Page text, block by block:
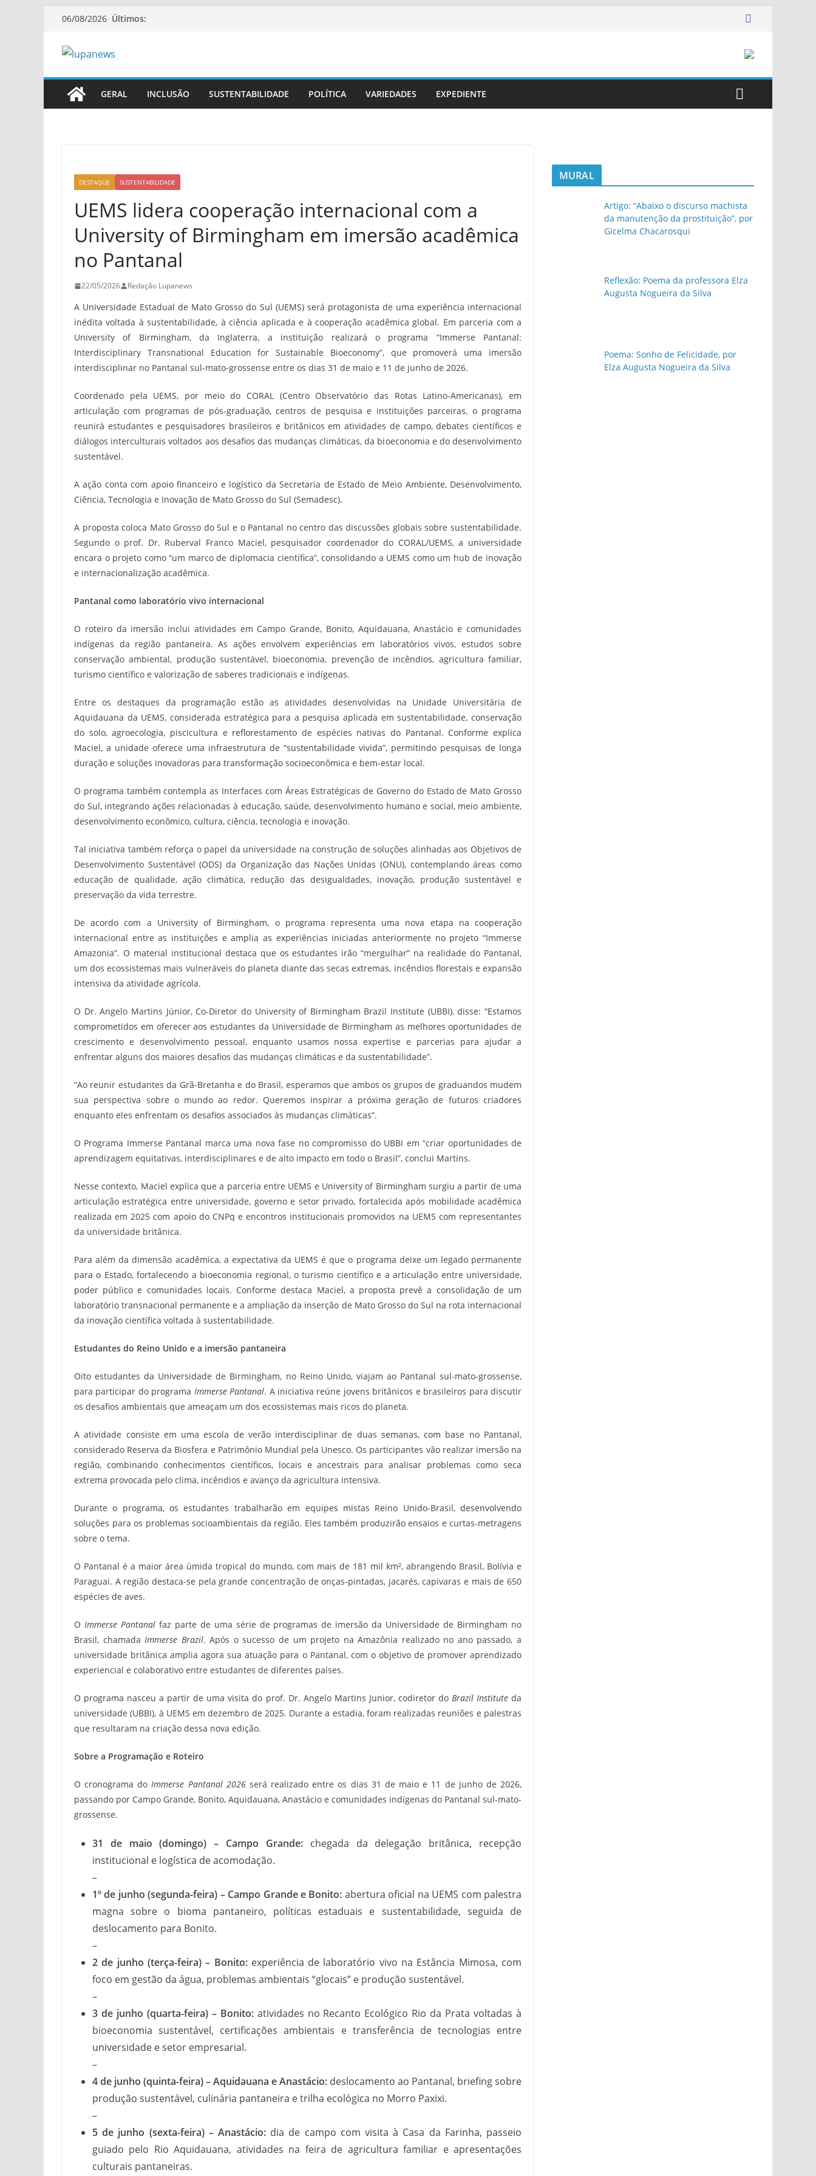
Pular06/08/2026 Últimos:
GERAL INCLUSÃO SUSTENTABILIDADE POLÍTICA VARIEDADES EXPEDIENTE
DESTAQUE SUSTENTABILIDADE
UEMS lidera cooperação internacional com a
University of Birmingham em imersão acadêmica
no Pantanal
22/05/2026 Redação Lupanews
A Universidade Estadual de Mato Grosso do Sul (UEMS) será protagonista de uma experiência internacional
inédita voltada à sustentabilidade, à ciência aplicada e à cooperação acadêmica global. Em parceria com a
University of Birmingham, da Inglaterra, a instituição realizará o programa “Immerse Pantanal:
Interdisciplinary Transnational Education for Sustainable Bioeconomy”, que promoverá uma imersão
interdisciplinar no Pantanal sul-mato-grossense entre os dias 31 de maio e 11 de junho de 2026.
Coordenado pela UEMS, por meio do CORAL (Centro Observatório das Rotas Latino-Americanas), em
articulação com programas de pós-graduação, centros de pesquisa e instituições parceiras, o programa
reunirá estudantes e pesquisadores brasileiros e britânicos em atividades de campo, debates científicos e
diálogos interculturais voltados aos desafios das mudanças climáticas, da bioeconomia e do desenvolvimento
sustentável.
A ação conta com apoio financeiro e logístico da Secretaria de Estado de Meio Ambiente, Desenvolvimento,
Ciência, Tecnologia e Inovação de Mato Grosso do Sul (Semadesc).
A proposta coloca Mato Grosso do Sul e o Pantanal no centro das discussões globais sobre sustentabilidade.
Segundo o prof. Dr. Ruberval Franco Maciel, pesquisador coordenador do CORAL/UEMS, a universidade
encara o projeto como “um marco de diplomacia científica”, consolidando a UEMS como um hub de inovação
e internacionalização acadêmica.
Pantanal como laboratório vivo internacional
O roteiro da imersão inclui atividades em Campo Grande, Bonito, Aquidauana, Anastácio e comunidades
indígenas da região pantaneira. As ações envolvem experiências em laboratórios vivos, estudos sobre
conservação ambiental, produção sustentável, bioeconomia, prevenção de incêndios, agricultura familiar,
turismo científico e valorização de saberes tradicionais e indígenas.
Entre os destaques da programação estão as atividades desenvolvidas na Unidade Universitária de
Aquidauana da UEMS, considerada estratégica para a pesquisa aplicada em sustentabilidade, conservação
do solo, agroecologia, piscicultura e reflorestamento de espécies nativas do Pantanal. Conforme explica
Maciel, a unidade oferece uma infraestrutura de “sustentabilidade vivida”, permitindo pesquisas de longa
duração e soluções inovadoras para transformação socioeconômica e bem-estar local.
O programa também contempla as Interfaces com Áreas Estratégicas de Governo do Estado de Mato Grosso
do Sul, integrando ações relacionadas à educação, saúde, desenvolvimento humano e social, meio ambiente,
desenvolvimento econômico, cultura, ciência, tecnologia e inovação.
Tal iniciativa também reforça o papel da universidade na construção de soluções alinhadas aos Objetivos de
Desenvolvimento Sustentável (ODS) da Organização das Nações Unidas (ONU), contemplando áreas como
educação de qualidade, ação climática, redução das desigualdades, inovação, produção sustentável e
preservação da vida terrestre.
De acordo com a University of Birmingham, o programa representa uma nova etapa na cooperação
internacional entre as instituições e amplia as experiências iniciadas anteriormente no projeto “Immerse
Amazonia”. O material institucional destaca que os estudantes irão “mergulhar” na realidade do Pantanal,
um dos ecossistemas mais vulneráveis do planeta diante das secas extremas, incêndios florestais e expansão
intensiva da atividade agrícola.
O Dr. Angelo Martins Júnior, Co-Diretor do University of Birmingham Brazil Institute (UBBI), disse: “Estamos
comprometidos em oferecer aos estudantes da Universidade de Birmingham as melhores oportunidades de
crescimento e desenvolvimento pessoal, enquanto usamos nossa expertise e parcerias para ajudar a
enfrentar alguns dos maiores desafios das mudanças climáticas e da sustentabilidade”.
“Ao reunir estudantes da Grã-Bretanha e do Brasil, esperamos que ambos os grupos de graduandos mudem
sua perspectiva sobre o mundo ao redor. Queremos inspirar a próxima geração de futuros criadores
enquanto eles enfrentam os desafios associados às mudanças climáticas”.
O Programa Immerse Pantanal marca uma nova fase no compromisso do UBBI em “criar oportunidades de
aprendizagem equitativas, interdisciplinares e de alto impacto em todo o Brasil”, conclui Martins.
Nesse contexto, Maciel explica que a parceria entre UEMS e University of Birmingham surgiu a partir de uma
articulação estratégica entre universidade, governo e setor privado, fortalecida após mobilidade acadêmica
realizada em 2025 com apoio do CNPq e encontros institucionais promovidos na UEMS com representantes
da universidade britânica.
Para além da dimensão acadêmica, a expectativa da UEMS é que o programa deixe um legado permanente
para o Estado, fortalecendo a bioeconomia regional, o turismo científico e a articulação entre universidade,
poder público e comunidades locais. Conforme destaca Maciel, a proposta prevê a consolidação de um
laboratório transnacional permanente e a ampliação da inserção de Mato Grosso do Sul na rota internacional
da inovação científica voltada à sustentabilidade.
Estudantes do Reino Unido e a imersão pantaneira
Oito estudantes da Universidade de Birmingham, no Reino Unido, viajam ao Pantanal sul-mato-grossense,
para participar do programa Immerse Pantanal. A iniciativa reúne jovens britânicos e brasileiros para discutir
os desafios ambientais que ameaçam um dos ecossistemas mais ricos do planeta.
A atividade consiste em uma escola de verão interdisciplinar de duas semanas, com base no Pantanal,
considerado Reserva da Biosfera e Patrimônio Mundial pela Unesco. Os participantes vão realizar imersão na
região, combinando conhecimentos científicos, locais e ancestrais para analisar problemas como seca
extrema provocada pelo clima, incêndios e avanço da agricultura intensiva.
Durante o programa, os estudantes trabalharão em equipes mistas Reino Unido-Brasil, desenvolvendo
soluções para os problemas socioambientais da região. Eles também produzirão ensaios e curtas-metragens
sobre o tema.
O Pantanal é a maior área úmida tropical do mundo, com mais de 181 mil km², abrangendo Brasil, Bolívia e
Paraguai. A região destaca-se pela grande concentração de onças-pintadas, jacarés, capivaras e mais de 650
espécies de aves.
O Immerse Pantanalfaz parte de uma série de programas de imersão da Universidade de Birmingham no
Brasil, chamadaImmerse Brazil. Após o sucesso de um projeto na Amazônia realizado no ano passado, a
universidade britânica amplia agora sua atuação para o Pantanal, com o objetivo de promover aprendizado
experiencial e colaborativo entre estudantes de diferentes países.
O programa nasceu a partir de uma visita do prof. Dr. Angelo Martins Junior, codiretor do Brazil Instituteda
universidade (UBBI), à UEMS em dezembro de 2025. Durante a estadia, foram realizadas reuniões e palestras
que resultaram na criação dessa nova edição.
Sobre a Programação e Roteiro
O cronograma doImmerse Pantanal 2026será realizado entre os dias 31 de maio e 11 de junho de 2026,
passando por Campo Grande, Bonito, Aquidauana, Anastácio e comunidades indígenas do Pantanal sul-mato-
grossense.
31 de maio (domingo) – Campo Grande:chegada da delegação britânica, recepção
institucional e logística de acomodação.
–
1º de junho (segunda-feira) – Campo Grande e Bonito: abertura oficial na UEMS com palestra
magna sobre o bioma pantaneiro, políticas estaduais e sustentabilidade, seguida de
deslocamento para Bonito.
–
2 de junho (terça-feira) – Bonito:experiência de laboratório vivo na Estância Mimosa, com
foco em gestão da água, problemas ambientais “glocais” e produção sustentável.
–
3 de junho (quarta-feira) – Bonito:atividades no Recanto Ecológico Rio da Prata voltadas à
bioeconomia sustentável, certificações ambientais e transferência de tecnologias entre
universidade e setor empresarial.
–
4 de junho (quinta-feira) – Aquidauana e Anastácio: deslocamento ao Pantanal, briefing sobre
produção sustentável, culinária pantaneira e trilha ecológica no Morro Paxixi.
–
5 de junho (sexta-feira) – Anastácio: dia de campo com visita à Casa da Farinha, passeio
guiado pelo Rio Aquidauana, atividades na feira de agricultura familiar e apresentações
culturais pantaneiras.
MURAL
Artigo: “Abaixo o discurso machista
da manutenção da prostituição”, por
Gicelma Chacarosqui
Reflexão: Poema da professora Elza
Augusta Nogueira da Silva
Poema: Sonho de Felicidade, por
Elza Augusta Nogueira da Silva